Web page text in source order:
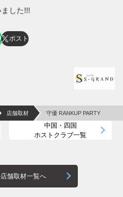
した!!!
ポスト
店舗取材 守優 RANKUP PARTY
中国・四国
ホストクラブ一覧
舗取材一覧へ